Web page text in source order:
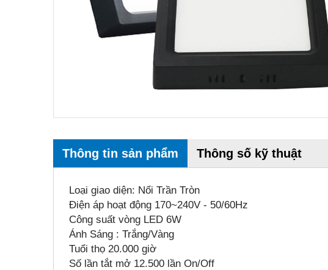
Thông tin sản phẩm Thông số kỹ thuật
Loại giao diện: Nổi Trần Tròn
Điện áp hoạt động 170~240V - 50/60Hz
Công suất vòng LED 6W
Ánh Sáng : Trắng/Vàng
Tuổi thọ 20.000 giờ
Số lần tắt mở 12.500 lần On/Off